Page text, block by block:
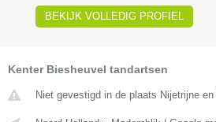
BEKIJK VOLLEDIG PROFIEL
Kenter Biesheuvel tandartsen
Niet gevestigd in de plaats Nijetrijne